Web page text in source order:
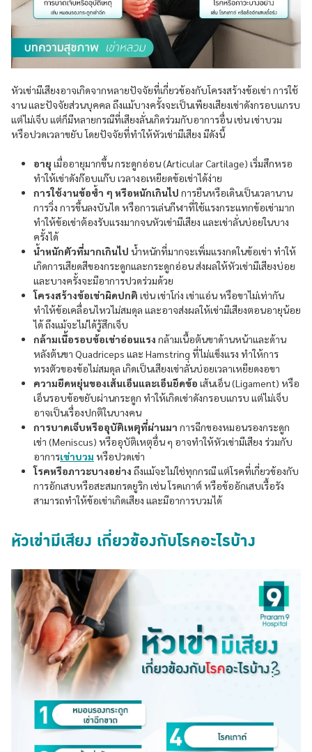
หัวเข่ามีเสียงอาจเกิดจากหลายปัจจัยที่เกี่ยวข้องกับโครงสร้างข้อเข่า การใช้
งาน และปัจจัยส่วนบุคคล ถึงแม้บางครั้งจะเป็นเพียงเสียงเข่าดังกรอบแกรบ
แต่ไม่เจ็บ แต่ก็มีหลายกรณีที่เสียงลั่นเกิดร่วมกับอาการอื่น เช่น เข่าบวม
หรือปวดเวลาขยับ โดยปัจจัยที่ทำให้หัวเข่ามีเสียง มีดังนี้
อายุ เมื่ออายุมากขึ้น กระดูกอ่อน (Articular Cartilage) เริ่มสึกหรอ
ทำให้เข่าดังก๊อบแก๊บ เวลางอเหยียดข้อเข่าได้ง่าย
การใช้งานข้อซ้ำ ๆ หรือหนักเกินไป การยืนหรือเดินเป็นเวลานาน
การวิ่ง การขึ้นลงบันได หรือการเล่นกีฬาที่ใช้แรงกระแทกข้อเข่ามาก
ทำให้ข้อเข่าต้องรับแรงมากจนหัวเข่ามีเสียง และเข่าลั่นบ่อยในบาง
ครั้งได้
น้ำหนักตัวที่มากเกินไป น้ำหนักที่มากจะเพิ่มแรงกดในข้อเข่า ทำให้
เกิดการเสียดสีของกระดูกและกระดูกอ่อน ส่งผลให้หัวเข่ามีเสียงบ่อย
และบางครั้งจะมีอาการปวดร่วมด้วย
โครงสร้างข้อเข่าผิดปกติ เช่น เข่าโก่ง เข่าแอ่น หรือขาไม่เท่ากัน
ทำให้ข้อเคลื่อนไหวไม่สมดุล และอาจส่งผลให้เข่ามีเสียงตอนอายุน้อย
ได้ ถึงแม้จะไม่ได้รู้สึกเจ็บ
กล้ามเนื้อรอบข้อเข่าอ่อนแรง กล้ามเนื้อต้นขาด้านหน้าและด้าน
หลังต้นขา Quadriceps และ Hamstring ที่ไม่แข็งแรง ทำให้การ
ทรงตัวของข้อไม่สมดุล เกิดเป็นเสียงเข่าลั่นบ่อยเวลาเหยียดงอขา
ความยืดหยุ่นของเส้นเอ็นและเอ็นยึดข้อ เส้นเอ็น (Ligament) หรือ
เอ็นรอบข้อขยับผ่านกระดูก ทำให้เกิดเข่าดังกรอบแกรบ แต่ไม่เจ็บ
อาจเป็นเรื่องปกติในบางคน
การบาดเจ็บหรืออุบัติเหตุที่ผ่านมา การฉีกของหมอนรองกระดูก
เข่า (Meniscus) หรืออุบัติเหตุอื่น ๆ อาจทำให้หัวเข่ามีเสียง ร่วมกับ
อาการเข่าบวม หรือปวดเข่า
โรคหรือภาวะบางอย่าง ถึงแม้จะไม่ใช่ทุกกรณี แต่โรคที่เกี่ยวข้องกับ
การอักเสบหรือสะสมกรดยูริก เช่น โรคเกาต์ หรือข้ออักเสบเรื้อรัง
สามารถทำให้ข้อเข่าเกิดเสียง และมีอาการบวมได้
หัวเข่ามีเสียง เกี่ยวข้องกับโรคอะไรบ้าง